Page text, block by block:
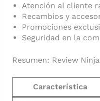
Atención al cliente
Recambios y
Promociones
Seguridad en la
Resumen: Review Ninja
Característica